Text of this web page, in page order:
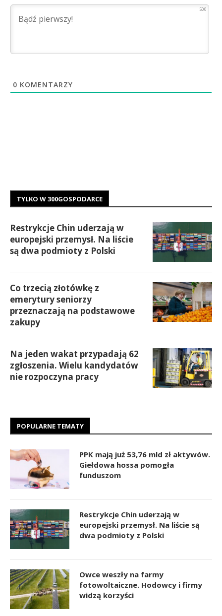
500
0 KOMENTARZY
TYLKO W 300GOSPODARCE
Restrykcje Chin uderzają w
europejski przemysł. Na liście
są dwa podmioty z Polski
Co trzecią złotówkę z
emerytury seniorzy
przeznaczają na podstawowe
zakupy
Na jeden wakat przypadają 62
zgłoszenia. Wielu kandydatów
nie rozpoczyna pracy
POPULARNE TEMATY
PPK mają już 53,76 mld zł aktywów.
Giełdowa hossa pomogła
funduszom
Restrykcje Chin uderzają w
europejski przemysł. Na liście są
dwa podmioty z Polski
Owce weszły na farmy
fotowoltaiczne. Hodowcy i firmy
widzą korzyści